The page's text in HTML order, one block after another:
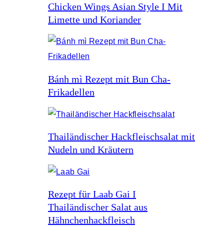
Chicken Wings Asian Style I Mit
Limette und Koriander
Bánh mì Rezept mit Bun Cha-
Frikadellen
Thailändischer Hackfleischsalat mit
Nudeln und Kräutern
Rezept für Laab Gai I
Thailändischer Salat aus
Hähnchenhackfleisch